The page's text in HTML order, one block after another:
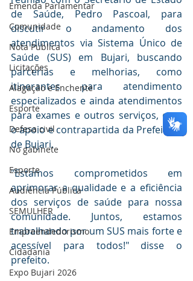
Emenda Parlamentar
Comunidade
Nota Pública
Licitações
Alagação e Enchente
Esporte
Defesa civil
No gabinete
Esporte
Audiência Pública
SEMULHER
Empreendedorismo
Cidadania
Expo Bujari 2026
de Saúde, Pedro Pascoal, para
discutir o andamento dos
atendimentos via Sistema Único de
Saúde (SUS) em Bujari, buscando
parcerias e melhorias, como
itinerantes para atendimento
especializados e ainda atendimentos
para exames e outros serviços, com
o apoio e contrapartida da Prefeitura
de Bujari.
"Estamos comprometidos em
aprimorar a qualidade e a eficiência
dos serviços de saúde para nossa
comunidade. Juntos, estamos
trabalhando por um SUS mais forte e
acessível para todos!" disse o
prefeito.